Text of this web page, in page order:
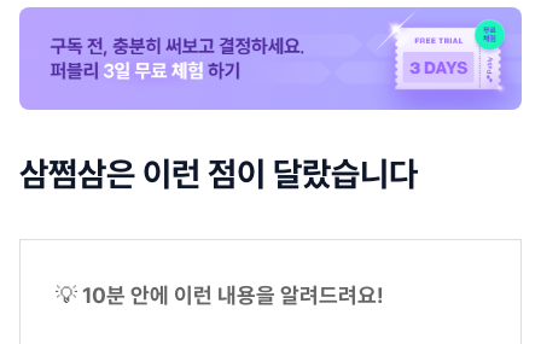
삼쩜삼은 이런 점이 달랐습니다
💡10분 안에 이런 내용을 알려드려요!